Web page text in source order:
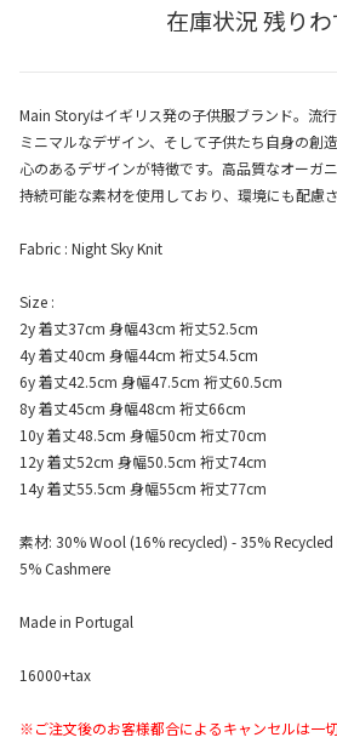
在庫状況 残り
Main Storyはイギリス発の子供服ブランド。流
ミニマルなデザイン、そして子供たち自身の創
心のあるデザインが特徴です。高品質なオーガ
持続可能な素材を使用しており、環境にも配慮さ
Fabric : Night Sky Knit
Size :
2y 着丈37cm 身幅43cm 裄丈52.5cm
4y 着丈40cm 身幅44cm 裄丈54.5cm
6y 着丈42.5cm 身幅47.5cm 裄丈60.5cm
8y 着丈45cm 身幅48cm 裄丈66cm
10y 着丈48.5cm 身幅50cm 裄丈70cm
12y 着丈52cm 身幅50.5cm 裄丈74cm
14y 着丈55.5cm 身幅55cm 裄丈77cm
素材: 30% Wool (16% recycled) - 35%
5% Cashmere
Made in Portugal
16000+tax
※ご注文後のお客様都合によるキャンセルは一